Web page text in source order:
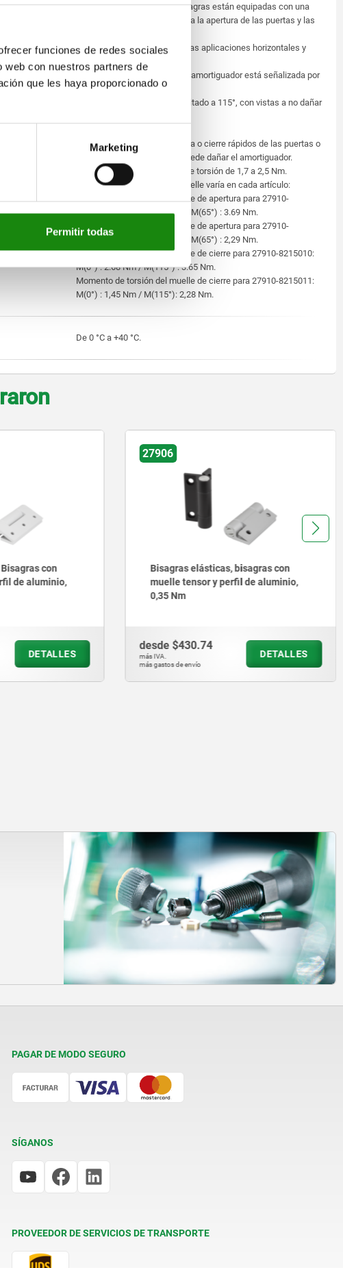
funciones de redes sociales
web con nuestros partners de
que les haya proporcionado o
Marketing
Permitir todas
compuertas. Además, las bisagras están equipadas con una
ayuda de elevación que facilita la apertura de las puertas y las
Las bisagras son aptas para las aplicaciones horizontales y
verticales.
La dirección de actuación del amortiguador está señalizada por
la flecha en el dibujo.
El ángulo de apertura está limitado a 115°, con vistas a no dañar
No se debe forzar una apertura o cierre rápidos de las puertas o
compuertas, porque así se puede dañar el amortiguador.
Amortiguación de momento de torsión de 1,7 a 2,5 Nm.
El momento de torsión del muelle varía en cada artículo:
Momento de torsión del muelle de apertura para 27910-
8215000: M(180°) : 2.70 Nm / M(65°) : 3.69 Nm.
Momento de torsión del muelle de apertura para 27910-
8215001: M(180°) : 1,45 Nm / M(65°) : 2,29 Nm.
Momento de torsión del muelle de cierre para 27910-8215010:
M(0°) : 2.68 Nm / M(115°) : 3.65 Nm.
Momento de torsión del muelle de cierre para 27910-8215011:
M(0°) : 1,45 Nm / M(115°): 2,28 Nm.
De 0 °C a +40 °C.
bisagras con
de aluminio,
DETALLES
27904
Bisagras elásticas de acero o acero
inoxidable, 240 mm
desde$912.63
más IVA.
más gastos de envío
DETALLES
PAGAR DE MODO SEGURO
SÍGANOS
PROVEEDOR DE SERVICIOS DE TRANSPORTE